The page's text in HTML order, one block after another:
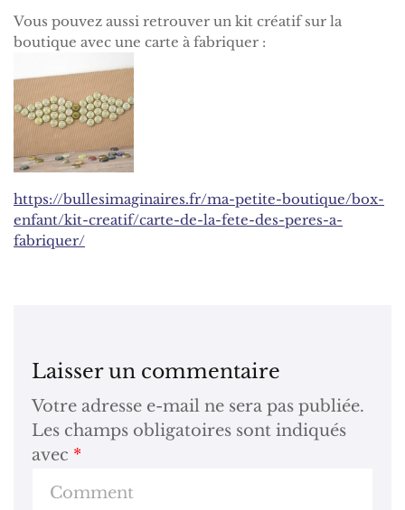
Vous pouvez aussi retrouver un kit créatif sur la
boutique avec une carte à fabriquer :
https://bullesimaginaires.fr/ma-petite-boutique/box-
enfant/kit-creatif/carte-de-la-fete-des-peres-a-
fabriquer/
Laisser un commentaire
Votre adresse e-mail ne sera pas publiée.
Les champs obligatoires sont indiqués
avec *